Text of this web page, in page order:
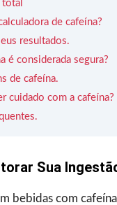
de cafeína?
resultados.
é considerada segura?
de cafeína.
cuidado com a cafeína?
Sua
bebidas com